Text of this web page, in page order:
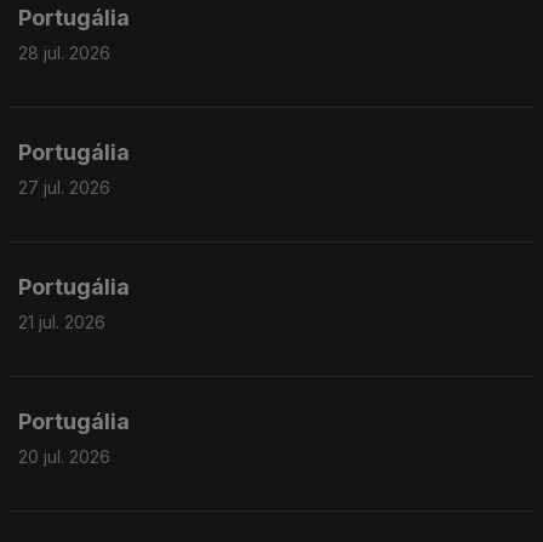
Portugália
28 jul. 2026
Portugália
27 jul. 2026
Portugália
21 jul. 2026
Portugália
20 jul. 2026